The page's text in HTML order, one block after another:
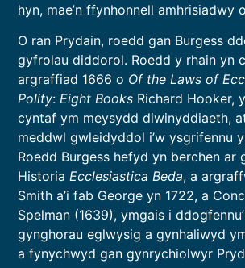
hyn, mae’n ffynhonnell amhrisiadwy
O ran Prydain, roedd gan Burgess
gyfrolau diddorol. Roedd y rhain yn
argraffiad 1666 o Of the Laws of
Polity:Eight Books Richard Hooker,
cyntaf ym meysydd diwinyddiaeth,
meddwl gwleidyddol i’w ysgrifennu
Roedd Burgess hefyd yn berchen ar
HistoriaEcclesiastica Beda, a
Smith a’i fab George yn 1722, a
Spelman (1639), ymgais i
gynghorau eglwysig a gynhaliwyd
a fynychwyd gan gynrychiolwyr